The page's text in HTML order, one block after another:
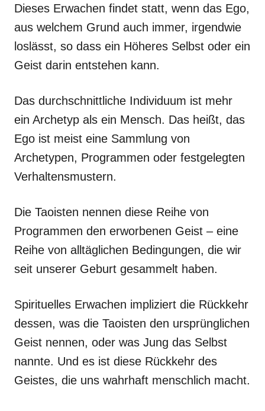
Dieses Erwachen findet statt, wenn das Ego,
aus welchem Grund auch immer, irgendwie
loslässt, so dass ein Höheres Selbst oder ein
Geist darin entstehen kann.
Das durchschnittliche Individuum ist mehr
ein Archetyp als ein Mensch. Das heißt, das
Ego ist meist eine Sammlung von
Archetypen, Programmen oder festgelegten
Verhaltensmustern.
Die Taoisten nennen diese Reihe von
Programmen den erworbenen Geist – eine
Reihe von alltäglichen Bedingungen, die wir
seit unserer Geburt gesammelt haben.
Spirituelles Erwachen impliziert die Rückkehr
dessen, was die Taoisten den ursprünglichen
Geist nennen, oder was Jung das Selbst
nannte. Und es ist diese Rückkehr des
Geistes, die uns wahrhaft menschlich macht.